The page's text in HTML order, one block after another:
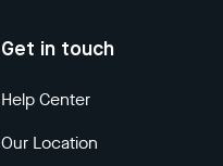
Get in touch
Help Center
Our Location